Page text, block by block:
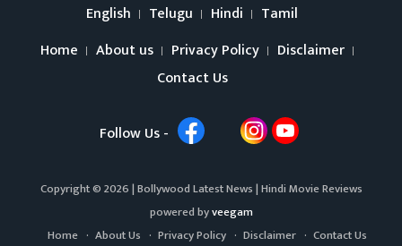
English Telugu Hindi
Tamil
Home
About us Privacy Policy
Disclaimer
Contact Us
Follow Us -
Copyright © 2026 |Bollywood Latest News|Hindi Movie Reviews
powered byveegam
Home
About Us Privacy Policy Disclaimer Contact Us